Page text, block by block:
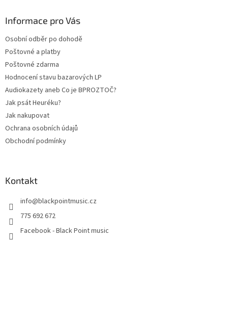
Informace pro Vás
Osobní odběr po dohodě
Poštovné a platby
Poštovné zdarma
Hodnocení stavu bazarových LP
Audiokazety aneb Co je BPROZTOČ?
Jak psát Heuréku?
Jak nakupovat
Ochrana osobních údajů
Obchodní podmínky
Kontakt
info@blackpointmusic.cz
775 692 672
Facebook - Black Point music